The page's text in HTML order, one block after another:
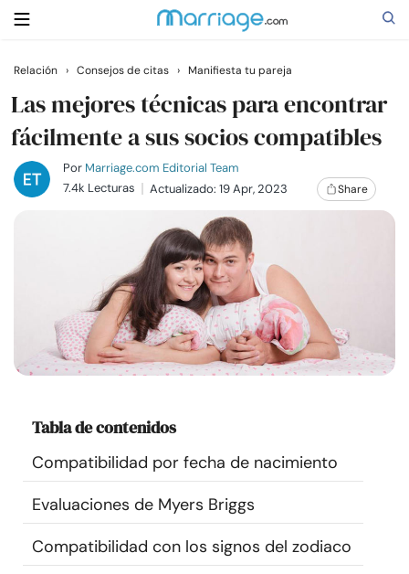
Buscar
Casarse
Ayuda
Cursos
Recursos
Comunidad
Relación › Consejos de citas › Manifiesta tu pareja
Las mejores técnicas para encontrar
fácilmente a sus socios compatibles
Por Marriage.com Editorial Team
7.4k Lecturas
Actualizado: 19 Apr, 2023 Share
Tabla de contenidos
Compatibilidad por fecha de nacimiento
Evaluaciones de Myers Briggs
Compatibilidad con los signos del zodiaco